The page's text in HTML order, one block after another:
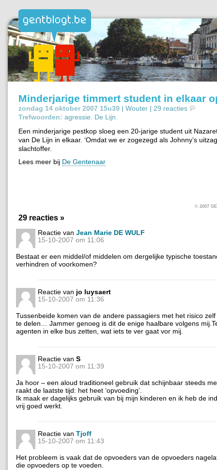
Minderjarige timmert student in elkaar
zondag 14 oktober 2007 15u39 | Wouter | 29 reacties
Trefwoorden: agressie De Lijn
Een minderjarige pestkop sloeg een 20-jarige student uit
van De Lijn in elkaar. ‘Omdat we er zogezegd als Johnny’s
slachtoffer.
Lees meer bij De Gentenaar
© 2007
29 reacties »
Reactie van Jean Marie DE WULF
15-10-2007 om 11:06
Bestaat er een middel/of middelen om dergelijke typische
verhindren of voorkomen?
Reactie van jo luysaert
15-10-2007 om 11:36
Tussenbeide komen van de andere passagiers met het risico
te delen… Jammer genoeg is dit de enige haalbare volgens
agenten in elke bus zetten, wat iets te ver gaat vor mij.
Reactie van S
15-10-2007 om 11:39
Ja hoor – een aloud traditioneel gebruik dat schijnbaar steeds
raakt de laatste tijd: het heet ‘opvoeding’.
Ik maak er dagelijks gebruik van bij mijn kinderen en ik heb de
vrij goed werkt.
Reactie van Tjoff
15-10-2007 om 11:43
Het probleem is vaak dat de opvoeders van de opvoeders
die opvoeders op te voeden.